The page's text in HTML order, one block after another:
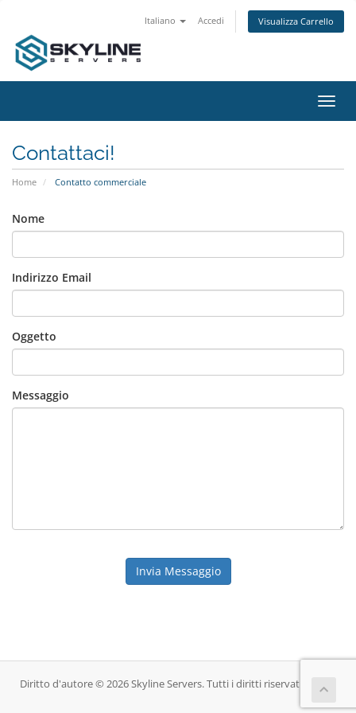
Italiano Accedi Visualizza Carrello
Attiva
Contattaci!
Home Contatto commerciale
Nome
Indirizzo Email
Oggetto
Messaggio
Invia Messaggio
Diritto d'autore © 2026 Skyline Servers. Tutti i diritti riservati.